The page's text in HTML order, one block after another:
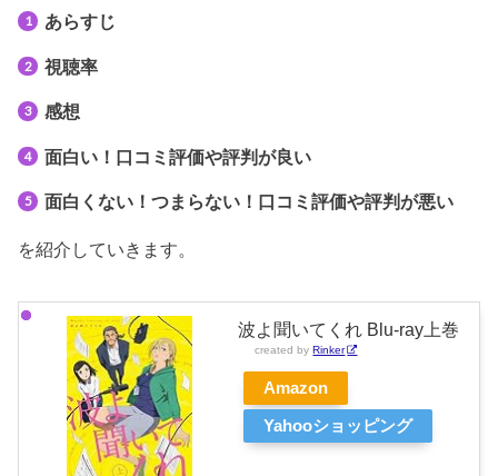
あらすじ
視聴率
感想
面白い！口コミ評価や評判が良い
面白くない！つまらない！口コミ評価や評判が悪い
を紹介していきます。
波よ聞いてくれ Blu-ray上巻
created byRinker
Amazon
Yahooショッピング